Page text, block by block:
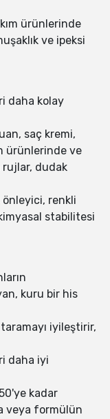
ürünlerinde
ve ipeksi
daha kolay
saç kremi,
ürünlerinde ve
rujlar, dudak
önleyici, renkli
stabilitesi
kuru bir his
iyileştirir,
daha iyi
kadar
veya formülün